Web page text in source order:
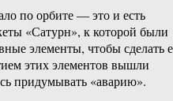
по орбите — это и есть
«Сатурн», к которой были
элементы, чтобы сделать
этих элементов вышли
придумывать «аварию».